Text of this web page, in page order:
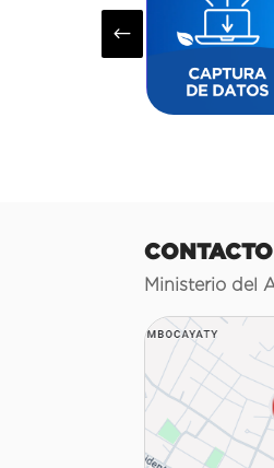
#
CONTACTO
Ministerio del